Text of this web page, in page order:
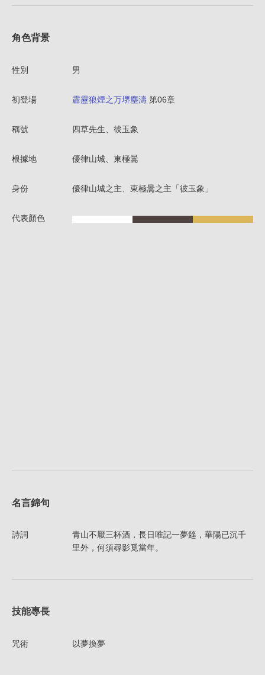
角色背景
性別 男
初登場 霹靂狼煙之万堺塵濤 第06章
稱號 四草先生、彼玉象
根據地 優律山城、東極暠
身份 優律山城之主、東極暠之主「彼玉象」
代表顏色
名言錦句
詩詞
青山不厭三杯酒，長日唯記一夢筵，華陽已沉千
里外，何須尋影覓當年。
技能專長
咒術 以夢換夢